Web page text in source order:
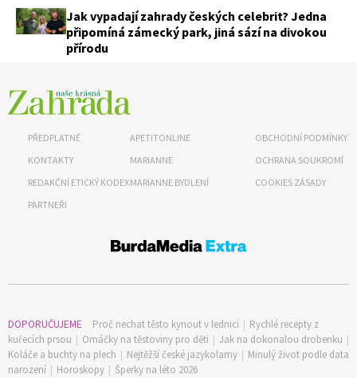
Jak vypadají zahrady českých celebrit? Jedna
připomíná zámecký park, jiná sází na divokou
přírodu
PŘEDPLATNÉ
KONTAKTY
REDAKČNÍ ETICKÝ KODEX
PARTNEŘI
APETITONLINE
MARIANNE
MARIANNE BYDLENÍ
OBCHODNÍ PODMÍNKY
OCHRANA SOUKROMÍ
COOKIES ZÁSADY
DOPORUČUJEME Proč nechat těsto kynout v lednici | Rychlé recepty z
kuřecích prsou | Omáčky na těstoviny pro děti | Jak na dokonalou drobenku |
Koláče a buchty na plech | Nejtěžší české jazykolamy | Minulý život podle data
narození | Horoskopy | Šperky na léto 2026